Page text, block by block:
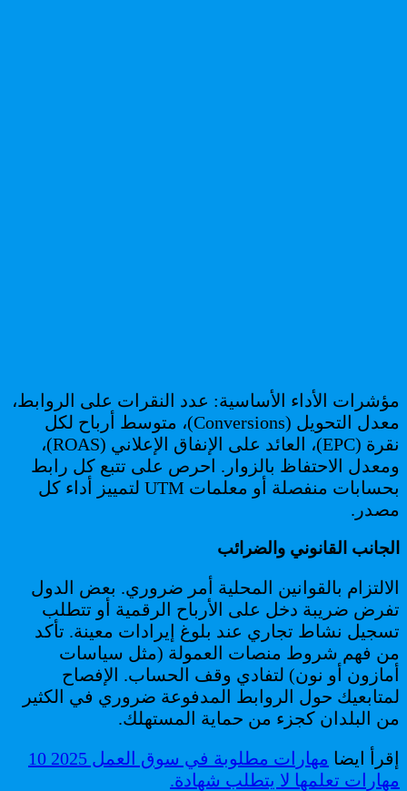
مؤشرات الأداء الأساسية: عدد النقرات على الروابط،
معدل التحويل (Conversions)، متوسط أرباح لكل
نقرة (EPC)، العائد على الإنفاق الإعلاني (ROAS)،
ومعدل الاحتفاظ بالزوار. احرص على تتبع كل رابط
بحسابات منفصلة أو معلمات UTM لتمييز أداء كل
مصدر.
الجانب القانوني والضرائب
الالتزام بالقوانين المحلية أمر ضروري. بعض الدول
تفرض ضريبة دخل على الأرباح الرقمية أو تتطلب
تسجيل نشاط تجاري عند بلوغ إيرادات معينة. تأكد
من فهم شروط منصات العمولة (مثل سياسات
أمازون أو نون) لتفادي وقف الحساب. الإفصاح
لمتابعيك حول الروابط المدفوعة ضروري في الكثير
من البلدان كجزء من حماية المستهلك.
إقرأ ايضا
مهارات مطلوبة في سوق العمل 2025 10
مهارات تعلمها لا يتطلب شهادة.